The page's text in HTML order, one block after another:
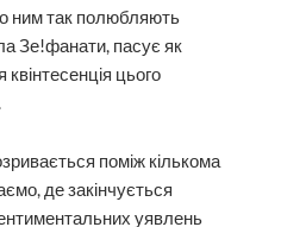
ним так полюбляють
Зе!фанати, пасує як
квінтесенція цього
поміж кількома
де закінчується
уявлень